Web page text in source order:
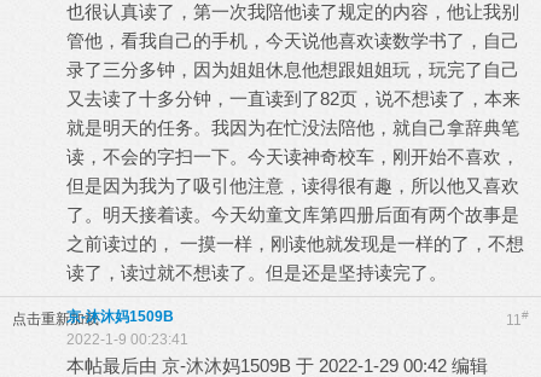
也很认真读了，第一次我陪他读了规定的内容，他让我别
管他，看我自己的手机，今天说他喜欢读数学书了，自己
录了三分多钟，因为姐姐休息他想跟姐姐玩，玩完了自己
又去读了十多分钟，一直读到了82页，说不想读了，本来
就是明天的任务。我因为在忙没法陪他，就自己拿辞典笔
读，不会的字扫一下。今天读神奇校车，刚开始不喜欢，
但是因为我为了吸引他注意，读得很有趣，所以他又喜欢
了。明天接着读。今天幼童文库第四册后面有两个故事是
之前读过的， 一摸一样，刚读他就发现是一样的了，不想
读了，读过就不想读了。但是还是坚持读完了。
点击重新加载 11#
京-沐沐妈1509B
2022-1-9 00:23:41
本帖最后由 京-沐沐妈1509B 于 2022-1-29 00:42 编辑